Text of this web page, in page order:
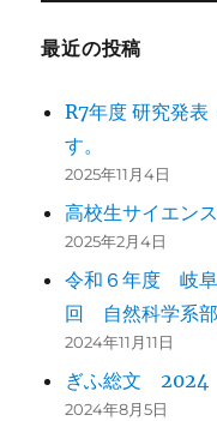
最近の投稿
R7年度 研究発
す。
2025年11月4日
高校生サイエン
2025年2月4日
令和６年度 岐阜
回 自然科学系部
2024年11月11日
ぎふ総文 2024
2024年8月5日